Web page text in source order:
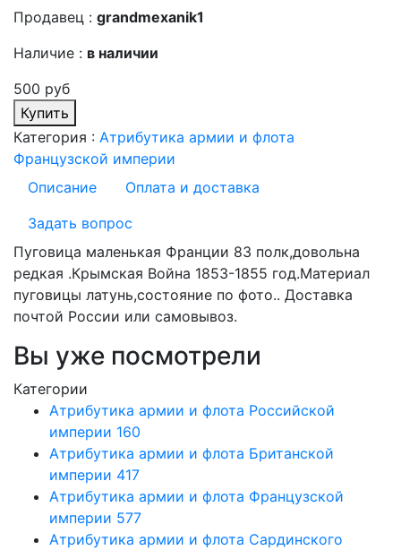
Продавец : grandmexanik1
Наличие : в наличии
500 руб
Купить
Категория : Атрибутика армии и флота
Французской империи
Описание
Оплата и доставка
Задать вопрос
Пуговица маленькая Франции 83 полк,довольна
редкая .Крымская Война 1853-1855 год.Материал
пуговицы латунь,состояние по фото.. Доставка
почтой России или самовывоз.
Вы уже посмотрели
Категории
Атрибутика армии и флота Российской
империи 160
Атрибутика армии и флота Британской
империи 417
Атрибутика армии и флота Французской
империи 577
Атрибутика армии и флота Сардинского